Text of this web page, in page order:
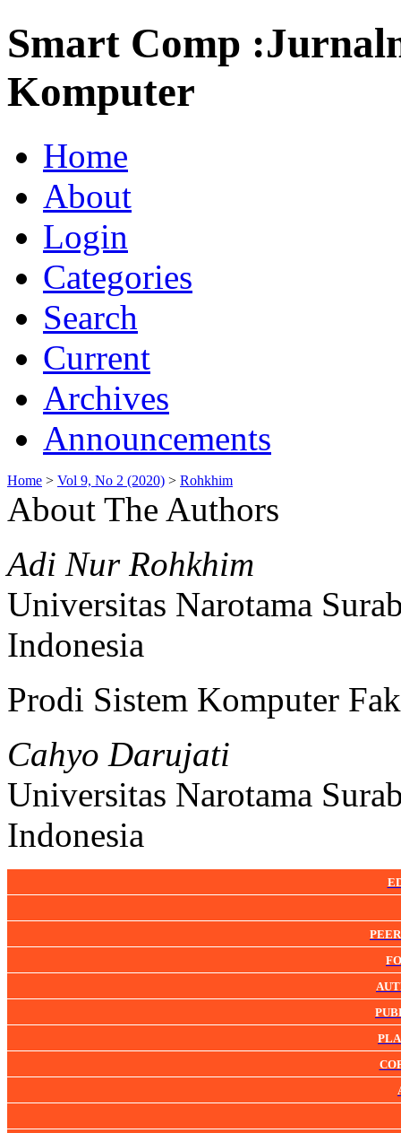
Smart Comp
Komputer
Home
About
Login
Categories
Search
Current
Archives
Announcements
Home > Vol 9, No 2 (2020) > Rohkhim
About The Authors
Adi Nur Rohkhim
Universitas Narotama
Indonesia
Prodi Sistem Komputer
Cahyo Darujati
Universitas Narotama
Indonesia